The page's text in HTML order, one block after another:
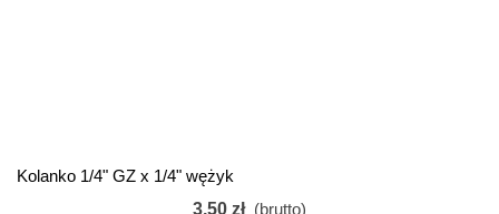
Kolanko 1/4" GZ x 1/4" wężyk
3,50 zł (brutto)